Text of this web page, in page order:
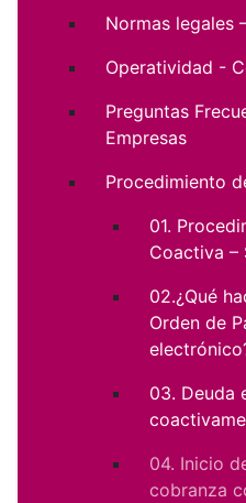
Normas legales
Operatividad -
Preguntas
Empresas
Procedimiento
01.
Coactiva –
02.¿Qué
Orden de
03. Deuda
04. Inicio
cobranza